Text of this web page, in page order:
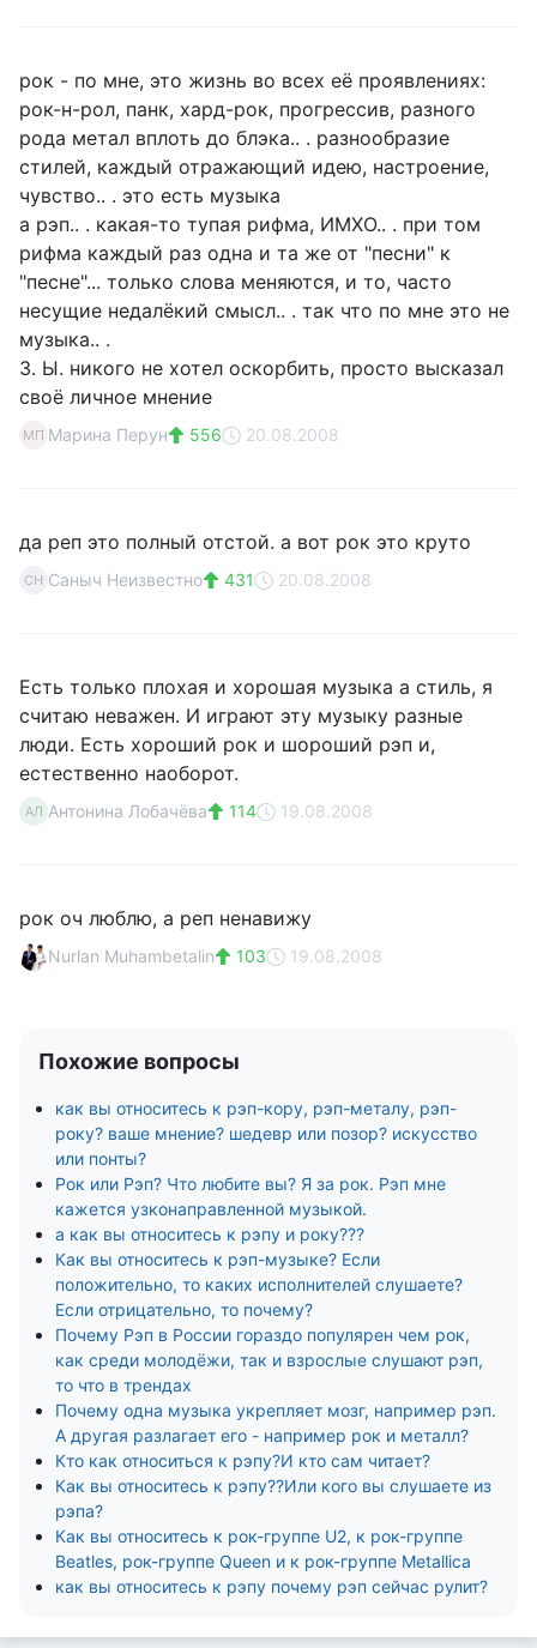
рок - по мне, это жизнь во всех её проявлениях:
рок-н-рол, панк, хард-рок, прогрессив, разного
рода метал вплоть до блэка.. . разнообразие
стилей, каждый отражающий идею, настроение,
чувство.. . это есть музыка
а рэп.. . какая-то тупая рифма, ИМХО.. . при том
рифма каждый раз одна и та же от "песни" к
"песне"... только слова меняются, и то, часто
несущие недалёкий смысл.. . так что по мне это не
музыка.. .
З. Ы. никого не хотел оскорбить, просто высказал
своё личное мнение
МП Марина Перун 556 20.08.2008
да реп это полный отстой. а вот рок это круто
СН Саныч Неизвестно 431 20.08.2008
Есть только плохая и хорошая музыка а стиль, я
считаю неважен. И играют эту музыку разные
люди. Есть хороший рок и шороший рэп и,
естественно наоборот.
АЛ Антонина Лобачёва 114 19.08.2008
рок оч люблю, а реп ненавижу
Nurlan Muhambetalin 103 19.08.2008
Похожие вопросы
как вы относитесь к рэп-кору, рэп-металу, рэп-
року? ваше мнение? шедевр или позор? искусство
или понты?
Рок или Рэп? Что любите вы? Я за рок. Рэп мне
кажется узконаправленной музыкой.
а как вы относитесь к рэпу и року???
Как вы относитесь к рэп-музыке? Если
положительно, то каких исполнителей слушаете?
Если отрицательно, то почему?
Почему Рэп в России гораздо популярен чем рок,
как среди молодёжи, так и взрослые слушают рэп,
то что в трендах
Почему одна музыка укрепляет мозг, например рэп.
А другая разлагает его - например рок и металл?
Кто как относиться к рэпу?И кто сам читает?
Как вы относитесь к рэпу??Или кого вы слушаете из
рэпа?
Как вы относитесь к рок-группе U2, к рок-группе
Beatles, рок-группе Queen и к рок-группе Metallica
как вы относитесь к рэпу почему рэп сейчас рулит?